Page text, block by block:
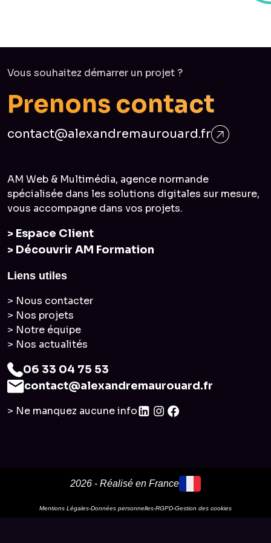
Vous souhaitez démarrer un projet ?
Prenons contact
contact@alexandremaurouard.fr
AM Web & Multimédia, agence normande
spécialisée dans les solutions digitales sur mesure,
vous accompagne dans vos projets.
> Espace Client
> Découvrir AM Formation
Liens utiles
> Nous contacter
> Nos projets
> Notre équipe
> Nos actualités
06 33 04 75 53
contact@alexandremaurouard.fr
> Ne manquez aucune info
2026 - Réalisé en France
Mentions Légales-Données personnelles-RGPD-Gestion des cookies